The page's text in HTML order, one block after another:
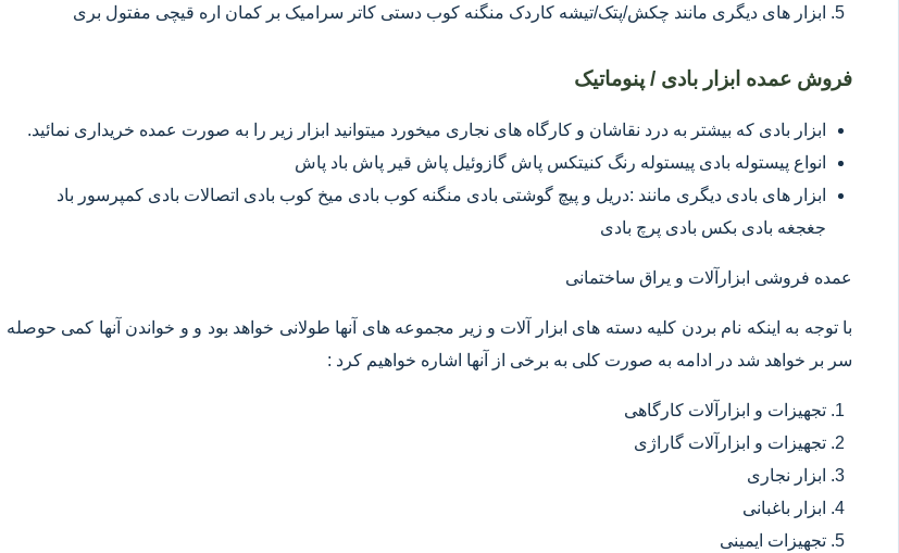
ابزار های دیگری مانند چکش/پتک/تیشه کاردک منگنه کوب دستی کاتر سرامیک بر کمان اره قیچی مفتول بری
فروش عمده ابزار بادی / پنوماتیک
ابزار بادی که بیشتر به درد نقاشان و کارگاه های نجاری میخورد میتوانید ابزار زیر را به صورت عمده خریداری نمائید.
انواع پیستوله بادی پیستوله رنگ کنیتکس پاش گازوئیل پاش قیر پاش باد پاش
ابزار های بادی دیگری مانند :دریل و پیچ گوشتی بادی منگنه کوب بادی میخ کوب بادی اتصالات بادی کمپرسور باد
جغجغه بادی بکس بادی پرچ بادی
عمده فروشی ابزارآلات و یراق ساختمانی
با توجه به اینکه نام بردن کلیه دسته های ابزار آلات و زیر مجموعه های آنها طولانی خواهد بود و و خواندن آنها کمی حوصله
سر بر خواهد شد در ادامه به صورت کلی به برخی از آنها اشاره خواهیم کرد :
تجهیزات و ابزارآلات کارگاهی
تجهیزات و ابزارآلات گاراژی
ابزار نجاری
ابزار باغبانی
تجهیزات ایمینی